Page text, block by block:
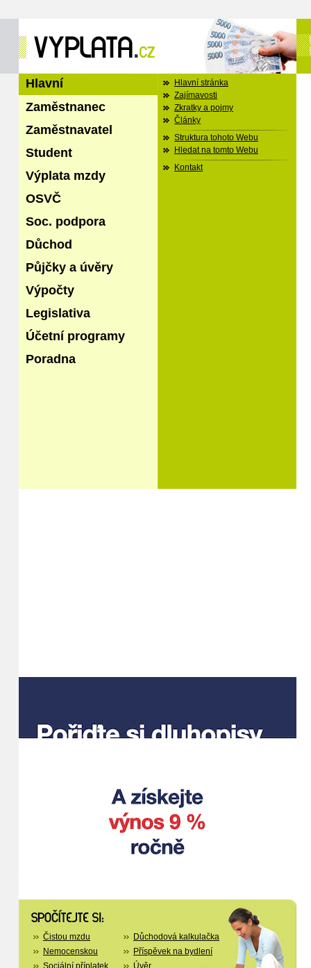
Hlavní
Zaměstnanec
Zaměstnavatel
Student
Výplata mzdy
OSVČ
Soc. podpora
Důchod
Půjčky a úvěry
Výpočty
Legislativa
Účetní programy
Poradna
Hlavní stránka
Zajímavosti
Zkratky a pojmy
Články
Struktura tohoto Webu
Hledat na tomto Webu
Kontakt
Čistou mzdu
Nemocenskou
Sociální příplatek
Důchodová kalkulačka
Příspěvek na bydlení
Úvěr